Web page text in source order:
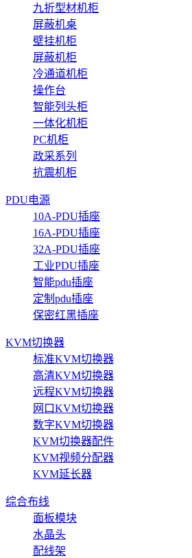
九折型材机柜
屏蔽机桌
壁挂机柜
屏蔽机柜
冷通道机柜
操作台
智能列头柜
一体化机柜
PC机柜
政采系列
抗震机柜
PDU电源
10A-PDU插座
16A-PDU插座
32A-PDU插座
工业PDU插座
智能pdu插座
定制pdu插座
保密红黑插座
KVM切换器
标准KVM切换器
高清KVM切换器
远程KVM切换器
网口KVM切换器
数字KVM切换器
KVM切换器配件
KVM视频分配器
KVM延长器
综合布线
面板模块
水晶头
配线架